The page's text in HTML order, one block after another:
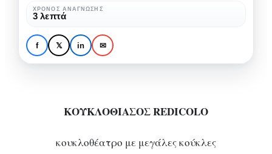
ΘΈΑΤΡΟ ΤΕΛΕΥΤΑΊΕΣ ΠΑΡΑΣΤΆΣΕΙΣ
ΠΙΝΟΚΙΟ ένα
διαφορετικό αγόρι στο
ΘΕΑΤΡΟ ΑΜΑΛΙΑ
στο
ΘΕΑΤΡΟ
ΑΜΑΛΙΑ
ΧΡΌΝΟΣ ΑΝΆΓΝΩΣΗΣ
3 λεπτά
f 𝕏 in ✉
ΚΟΥΚΛΟΘΙΑΣΟΣREDICOLO
κουκλοθέατρο με μεγάλες κούκλες